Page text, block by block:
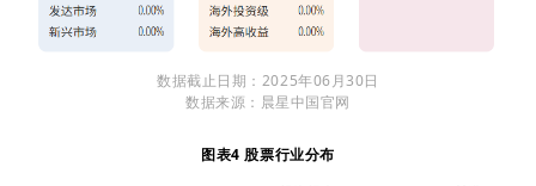
数据截止日期：2025年06月30日
数据来源：晨星中国官网
图表4 股票行业分布